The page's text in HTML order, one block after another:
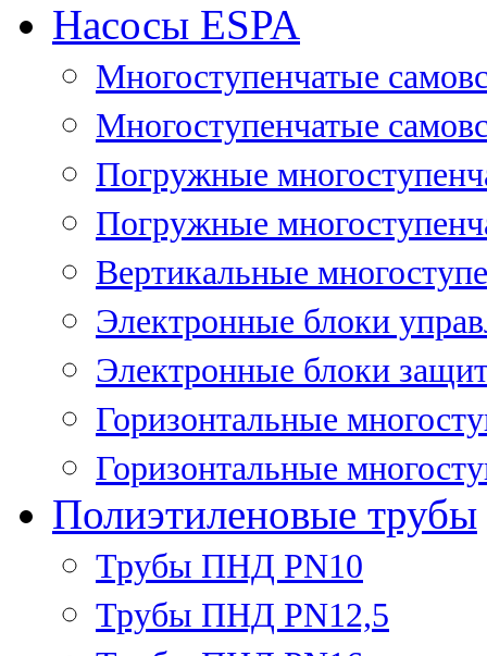
Насосы ESPA
Многоступенчатые
Многоступенчатые
Погружные
Погружные
Вертикальные
Электронные блоки
Электронные блоки
Горизонтальные
Горизонтальные
Полиэтиленовые трубы
Трубы ПНД PN10
Трубы ПНД PN12,5